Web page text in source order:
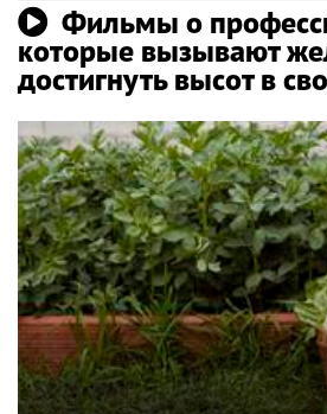
Фильмы о
которые вызывают
достигнуть высот в